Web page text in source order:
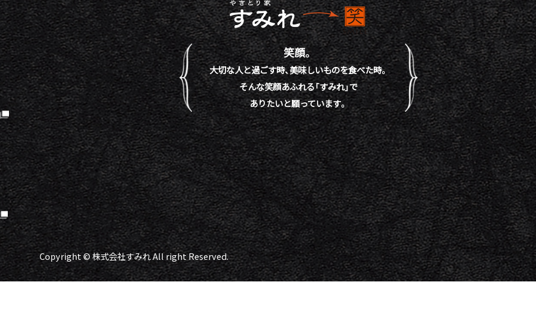
笑顔。
大切な人と過ごす時、美味しいものを食べた時。
そんな笑顔あふれる「すみれ」で
ありたいと願っています。
Copyright © 株式会社すみれ All right Reserved.